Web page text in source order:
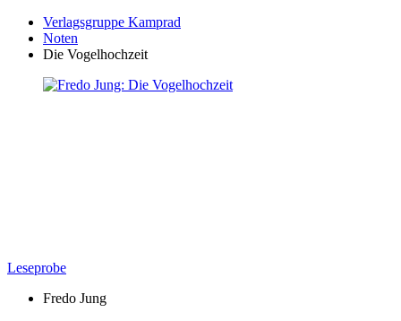
Verlagsgruppe Kamprad
Noten
Die Vogelhochzeit
Leseprobe
Fredo Jung